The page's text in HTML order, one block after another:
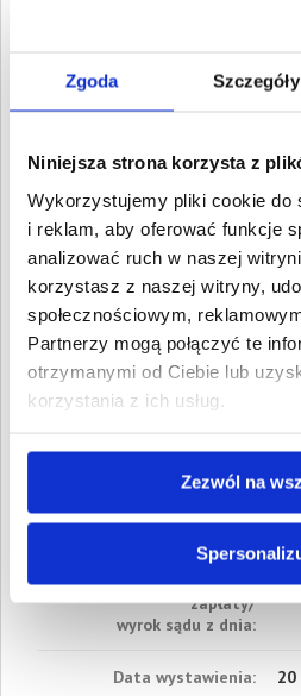
Zgoda Szczegóły
Niniejsza strona korzysta z
Wykorzystujemy pliki cookie do
i reklam, aby oferować funkcje
analizować ruch w naszej
korzystasz z naszej witryny,
społecznościowym,
Partnerzy mogą połączyć te
otrzymanymi od Ciebie lub
korzystania z ich usług.
Zezwól na
NIP:
Roszczenia:
1.
2.
W sumie:
Spłacono:
Całkowita
wartość wierzytelności:
13
Prawomocny nakaz
zapłaty/
wyrok sądu z dnia:
20
Data wystawienia: